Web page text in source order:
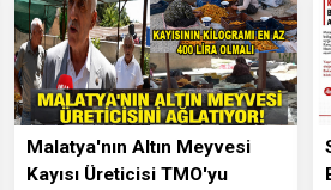
Malatya'nın Altın Meyvesi
Kayısı Üreticisi TMO'yu